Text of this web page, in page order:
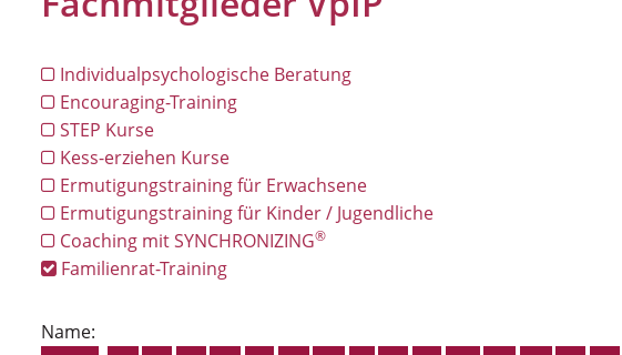
Individualpsychologische Beratung
Encouraging-Training
STEP Kurse
Kess-erziehen Kurse
Ermutigungstraining für Erwachsene
Ermutigungstraining für Kinder / Jugendliche
Coaching mit SYNCHRONIZING®
Familienrat-Training
Name: